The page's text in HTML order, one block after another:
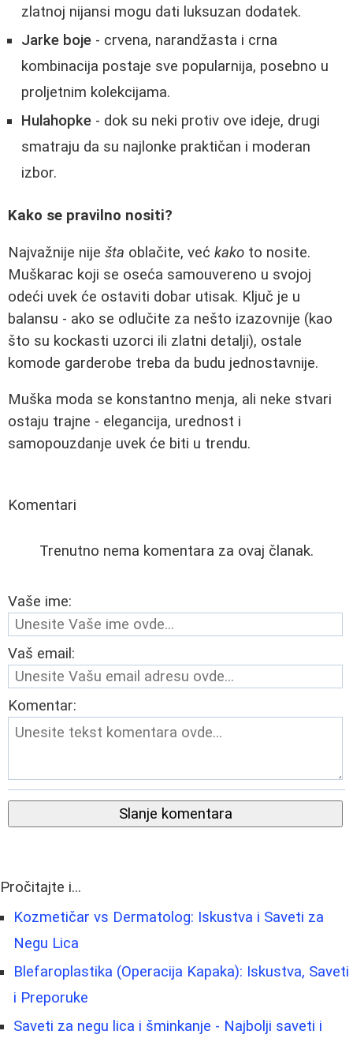
zlatnoj nijansi mogu dati luksuzan dodatek.
Jarke boje - crvena, narandžasta i crna
kombinacija postaje sve popularnija, posebno u
proljetnim kolekcijama.
Hulahopke - dok su neki protiv ove ideje, drugi
smatraju da su najlonke praktičan i moderan
izbor.
Kako se pravilno nositi?
Najvažnije nije šta oblačite, već kako to nosite.
Muškarac koji se oseća samouvereno u svojoj
odeći uvek će ostaviti dobar utisak. Ključ je u
balansu - ako se odlučite za nešto izazovnije (kao
što su kockasti uzorci ili zlatni detalji), ostale
komode garderobe treba da budu jednostavnije.
Muška moda se konstantno menja, ali neke stvari
ostaju trajne - elegancija, urednost i
samopouzdanje uvek će biti u trendu.
Komentari
Trenutno nema komentara za ovaj članak.
Vaše ime:
Vaš email:
Komentar:
Slanje komentara
Pročitajte i...
Kozmetičar vs Dermatolog: Iskustva i Saveti za
Negu Lica
Blefaroplastika (Operacija Kapaka): Iskustva, Saveti
i Preporuke
Saveti za negu lica i šminkanje - Najbolji saveti i